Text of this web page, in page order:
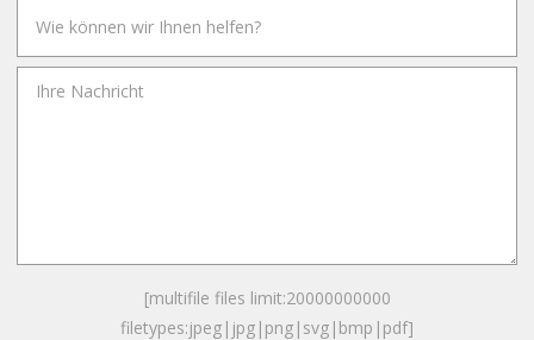
[multifile files limit:20000000000
filetypes:jpeg|jpg|png|svg|bmp|pdf]